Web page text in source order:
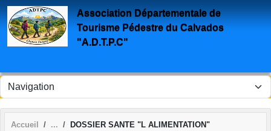
Association Départementale de
Tourisme Pédestre du Calvados
"A.D.T.P.C"
Accueil DOSSIER SANTE "L ALIMENTATION"
Panneau de gestion des cookies